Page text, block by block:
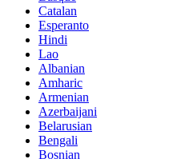
Catalan
Esperanto
Hindi
Lao
Albanian
Amharic
Armenian
Azerbaijani
Belarusian
Bengali
Bosnian